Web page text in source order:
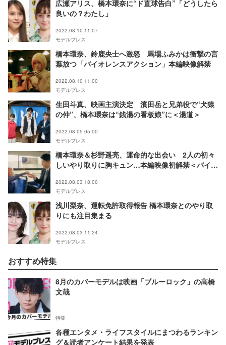
広瀬アリス、橋本環奈に“ド直球告白”「どうしたら
良いの？わたし」
2022.08.10 11:07
モデルプレス
橋本環奈、鈴鹿央士へ激怒 馬場ふみかは衝撃の言
葉放つ「バイオレンスアクション」本編映像解禁
2022.08.10 11:00
モデルプレス
生田斗真、映画主演決定 濱田岳と兄弟役で“犬猿
の仲”、橋本環奈は“銭湯の看板娘”に＜湯道＞
2022.08.05 05:00
モデルプレス
橋本環奈＆杉野遥亮、運命的な出会い 2人の初々
しいやり取りに胸キュン…本編映像初解禁＜バイオ
2022.08.03 18:00
モデルプレス
浅川梨奈、運転免許取得報告 橋本環奈とのやり取
りにも注目集まる
2022.08.03 11:24
モデルプレス
おすすめ特集
8月のカバーモデルは映画「ブルーロック」の高橋
文哉
特集
各種エンタメ・ライフスタイルにまつわるランキン
グ＆読者アンケート結果を発表